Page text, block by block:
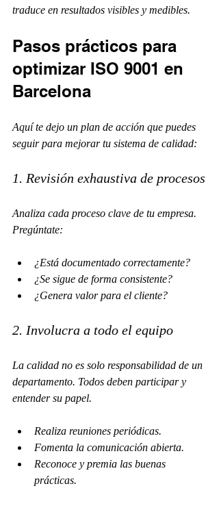
traduce en resultados visibles y medibles.
Pasos prácticos para
optimizar ISO 9001 en
Barcelona
Aquí te dejo un plan de acción que puedes
seguir para mejorar tu sistema de calidad:
1. Revisión exhaustiva de procesos
Analiza cada proceso clave de tu empresa.
Pregúntate:
¿Está documentado correctamente?
¿Se sigue de forma consistente?
¿Genera valor para el cliente?
2. Involucra a todo el equipo
La calidad no es solo responsabilidad de un
departamento. Todos deben participar y
entender su papel.
Realiza reuniones periódicas.
Fomenta la comunicación abierta.
Reconoce y premia las buenas
prácticas.